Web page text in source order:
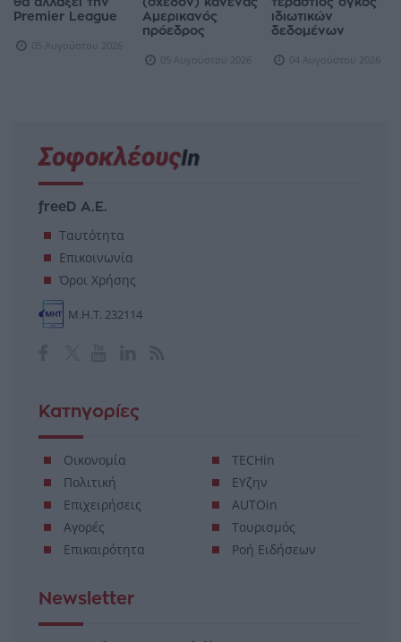
Premier League
05 Αυγούστου 2026
Αμερικανός
πρόεδρος
05 Αυγούστου 2026
ιδιωτικών
δεδομένων
04 Αυγούστου 2026